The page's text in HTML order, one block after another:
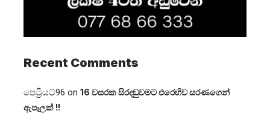
Recent Comments
පෙට්‍රියට්96 on 16 වසරක සිරදඬුවමට එරෙහිව සරණගෙන්
ඇපෑලක් !!